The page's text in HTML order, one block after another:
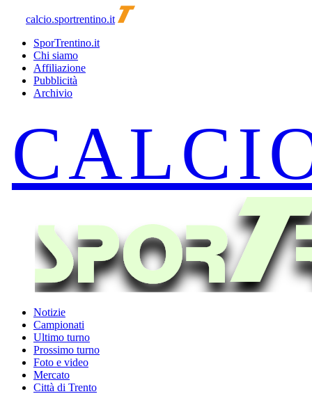
calcio.sportrentino.it
SporTrentino.it
Chi siamo
Affiliazione
Pubblicità
Archivio
Notizie
Campionati
Ultimo turno
Prossimo turno
Foto e video
Mercato
Città di Trento